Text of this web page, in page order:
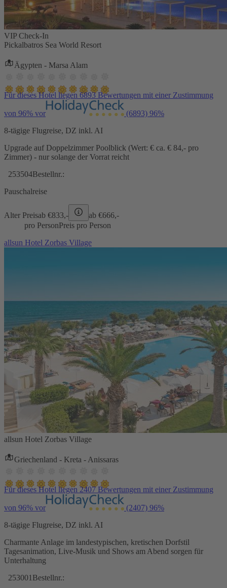
VIP Check-In
Pickalbatros Sea World Resort
Ägypten - Marsa Alam
Für dieses Hotel liegen 6893 Bewertungen mit einer Zustimmung
von 96% vor (6893) 96%
8-tägige Flugreise, DZ inkl. AI
Upgrade auf Doppelzimmer Poolblick (Wert: € ca. € 84,- pro
Zimmer) - nur solange der Vorrat reicht
253504Bestellnr.:
Pauschalreise
Alter Preisab €833,- ab €666,-
pro PersonPreis pro Person
allsun Hotel Zorbas Village
allsun Hotel Zorbas Village
Griechenland - Kreta - Anissaras
Für dieses Hotel liegen 2407 Bewertungen mit einer Zustimmung
von 96% vor (2407) 96%
8-tägige Flugreise, DZ inkl. AI
Charmante Anlage im landestypischen, kretischen Dorfstil
Tagesanimation, Live-Musik und Shows am Abend sorgen für
Unterhaltung
253001 Bestellnr.: